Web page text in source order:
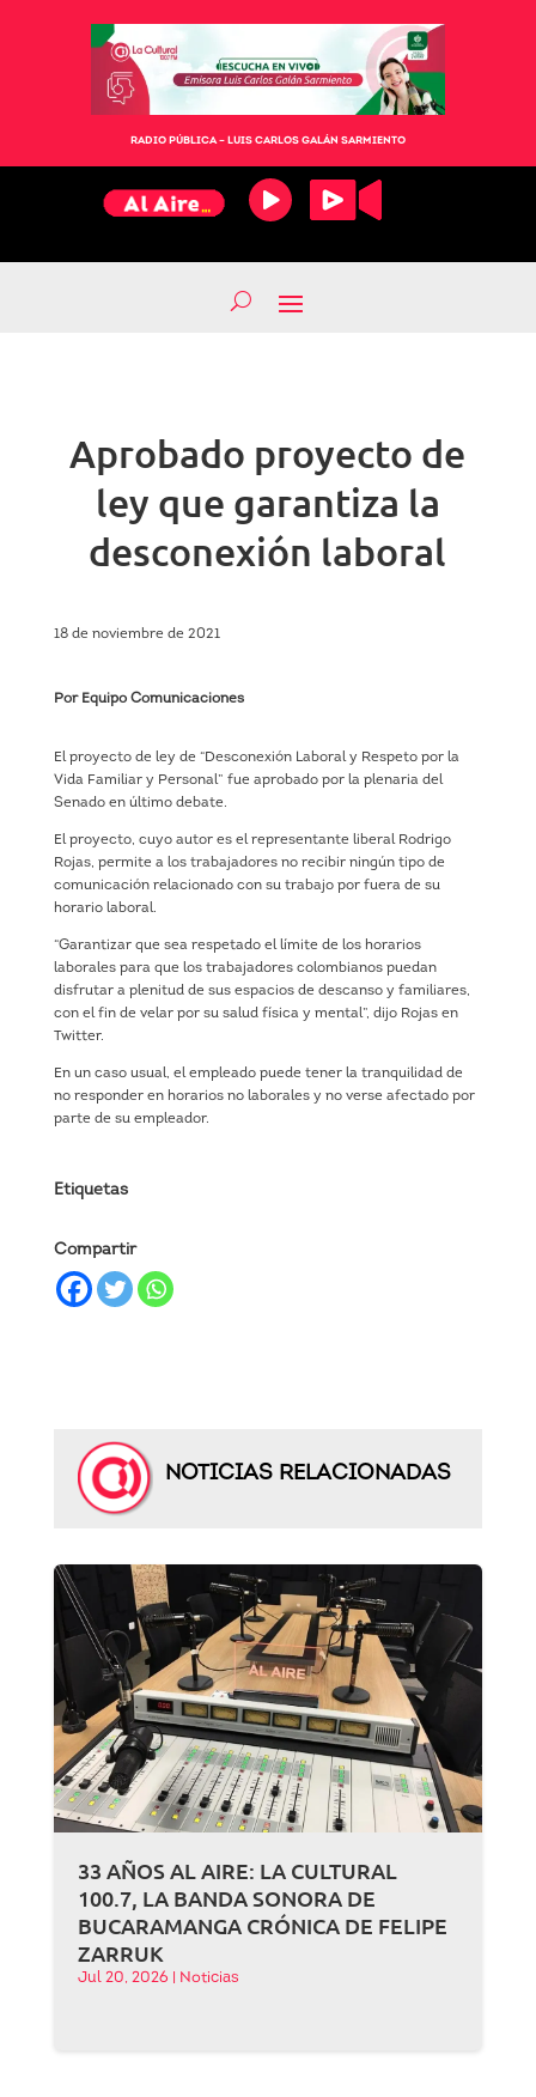
RADIO PÚBLICA – LUIS CARLOS GALÁN SARMIENTO
Aprobado proyecto de
ley que garantiza la
desconexión laboral
18 de noviembre de 2021
Por Equipo Comunicaciones
El proyecto de ley de “Desconexión Laboral y Respeto por la
Vida Familiar y Personal” fue aprobado por la plenaria del
Senado en último debate.
El proyecto, cuyo autor es el representante liberal Rodrigo
Rojas, permite a los trabajadores no recibir ningún tipo de
comunicación relacionado con su trabajo por fuera de su
horario laboral.
“Garantizar que sea respetado el límite de los horarios
laborales para que los trabajadores colombianos puedan
disfrutar a plenitud de sus espacios de descanso y familiares,
con el fin de velar por su salud física y mental”, dijo Rojas en
Twitter.
En un caso usual, el empleado puede tener la tranquilidad de
no responder en horarios no laborales y no verse afectado por
parte de su empleador.
Etiquetas
Compartir
NOTICIAS RELACIONADAS
33 AÑOS AL AIRE: LA CULTURAL
100.7, LA BANDA SONORA DE
BUCARAMANGA CRÓNICA DE FELIPE
ZARRUK
Jul 20, 2026 Noticias